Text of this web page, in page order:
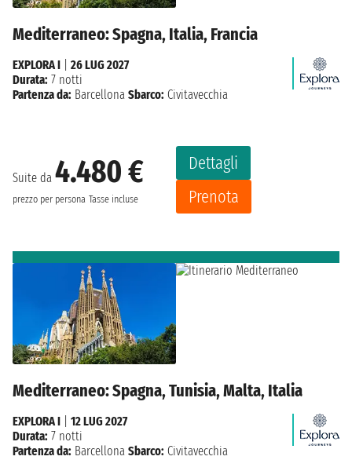
Mediterraneo: Spagna, Italia, Francia
Suite da 4.480 €
prezzo per persona Tasse incluse
Dettagli
Prenota
EXPLORA I
26 LUG 2027
Durata: 7 notti
Partenza da: Barcellona Sbarco: Civitavecchia
Mediterraneo: Spagna, Tunisia, Malta, Italia
EXPLORA I
12 LUG 2027
Durata: 7 notti
Partenza da: Barcellona Sbarco: Civitavecchia